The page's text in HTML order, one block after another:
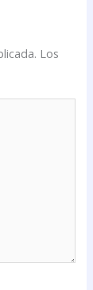
Los